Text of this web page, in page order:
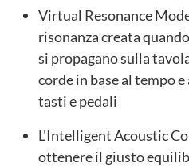
Virtual Resonance
risonanza creata
si propagano sulla
corde in base al tempo
tasti e pedali
L'Intelligent Acoustic
ottenere il giusto